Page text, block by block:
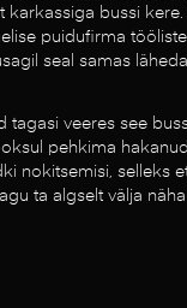
karkassiga bussi kere.
puidufirma
seal samas
tagasi veeres see
pehkima
nokitsemisi, selleks
ta algselt välja näha